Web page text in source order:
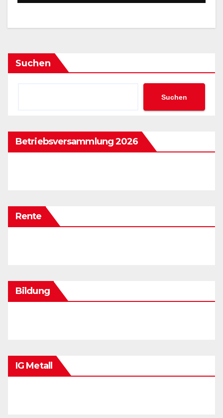
Suchen
Suchen
Betriebsversammlung 2026
Rente
Bildung
IG Metall